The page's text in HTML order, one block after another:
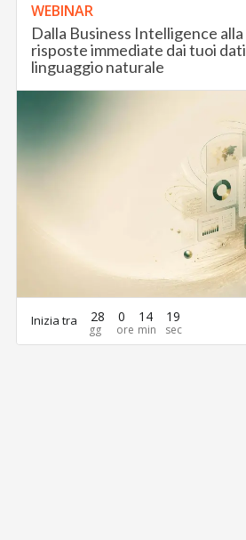
WEBINAR
Dalla Business Intelligence
risposte immediate dai tuoi dati
linguaggio naturale
Inizia tra 28 0 14 19